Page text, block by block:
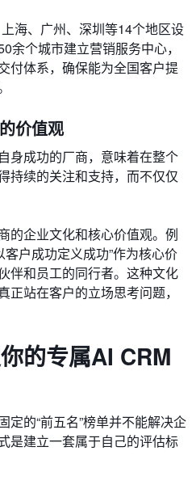
海、广州、深圳等14个地区设
余个城市建立营销服务中心，
付体系，确保能为全国客户提
价值观
身成功的厂商，意味着在整个
持续的关注和支持，而不仅仅
的企业文化和核心价值观。例
户成功定义成功”作为核心价
伴和员工的同行者。这种文化
站在客户的立场思考问题，
的专属AI CRM
定的“前五名”榜单并不能解决企
是建立一套属于自己的评估标